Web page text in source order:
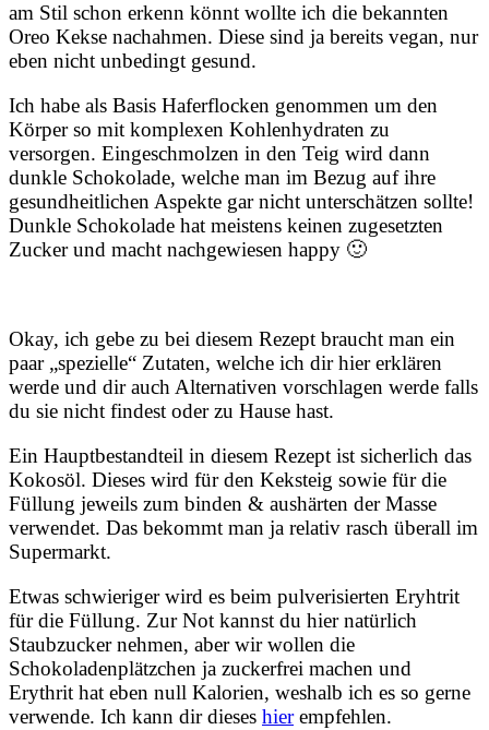
am Stil schon erkenn könnt wollte ich die bekannten
Oreo Kekse nachahmen. Diese sind ja bereits vegan, nur
eben nicht unbedingt gesund.
Ich habe als Basis Haferflocken genommen um den
Körper so mit komplexen Kohlenhydraten zu
versorgen. Eingeschmolzen in den Teig wird dann
dunkle Schokolade, welche man im Bezug auf ihre
gesundheitlichen Aspekte gar nicht unterschätzen sollte!
Dunkle Schokolade hat meistens keinen zugesetzten
Zucker und macht nachgewiesen happy 🙂
Okay, ich gebe zu bei diesem Rezept braucht man ein
paar „spezielle“ Zutaten, welche ich dir hier erklären
werde und dir auch Alternativen vorschlagen werde falls
du sie nicht findest oder zu Hause hast.
Ein Hauptbestandteil in diesem Rezept ist sicherlich das
Kokosöl. Dieses wird für den Keksteig sowie für die
Füllung jeweils zum binden & aushärten der Masse
verwendet. Das bekommt man ja relativ rasch überall im
Supermarkt.
Etwas schwieriger wird es beim pulverisierten Eryhtrit
für die Füllung. Zur Not kannst du hier natürlich
Staubzucker nehmen, aber wir wollen die
Schokoladenplätzchen ja zuckerfrei machen und
Erythrit hat eben null Kalorien, weshalb ich es so gerne
verwende. Ich kann dir dieses hierempfehlen.